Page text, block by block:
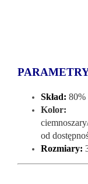
Skład: 80%
Kolor:
od
Rozmiary: